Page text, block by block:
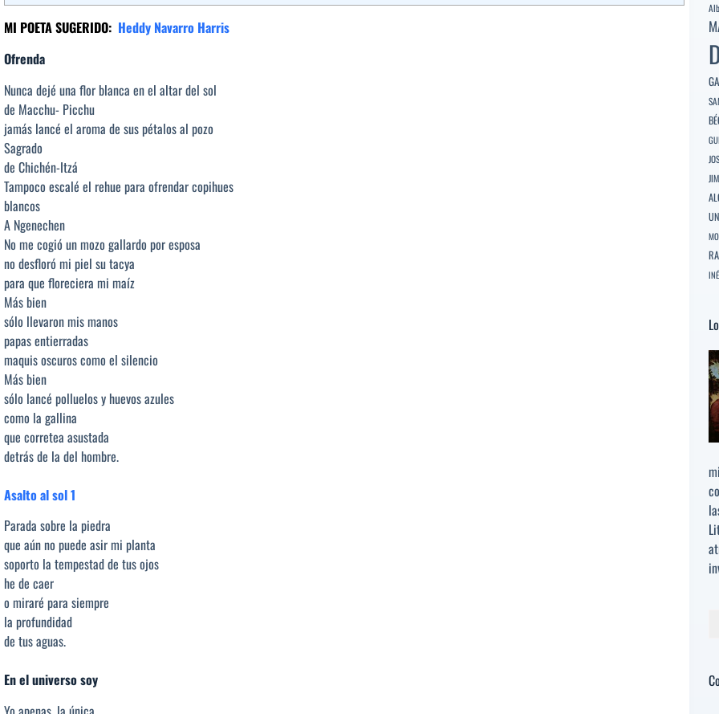
MI POETA SUGERIDO: Heddy Navarro Harris
Ofrenda
Nunca dejé una flor blanca en el altar del sol
de Macchu- Picchu
jamás lancé el aroma de sus pétalos al pozo
Sagrado
de Chichén-Itzá
Tampoco escalé el rehue para ofrendar copihues
blancos
A Ngenechen
No me cogió un mozo gallardo por esposa
no desfloró mi piel su tacya
para que floreciera mi maíz
Más bien
sólo llevaron mis manos
papas entierradas
maquis oscuros como el silencio
Más bien
sólo lancé polluelos y huevos azules
como la gallina
que corretea asustada
detrás de la del hombre.
Asalto al sol 1
Parada sobre la piedra
que aún no puede asir mi planta
soporto la tempestad de tus ojos
he de caer
o miraré para siempre
la profundidad
de tus aguas.
En el universo soy